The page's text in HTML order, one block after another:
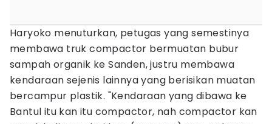
Haryoko menuturkan, petugas yang semestinya
membawa truk compactor bermuatan bubur
sampah organik ke Sanden, justru membawa
kendaraan sejenis lainnya yang berisikan muatan
bercampur plastik. "Kendaraan yang dibawa ke
Bantul itu kan itu compactor, nah compactor kan